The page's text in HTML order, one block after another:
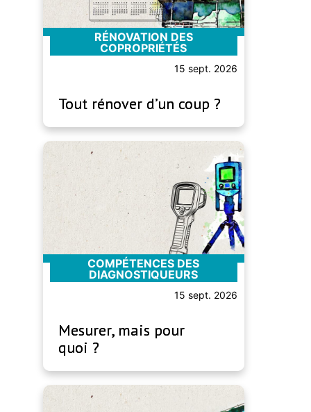
RÉNOVATION DES
COPROPRIÉTÉS
15 sept. 2026
Tout rénover d’un coup ?
COMPÉTENCES DES
DIAGNOSTIQUEURS
15 sept. 2026
Mesurer, mais pour
quoi ?